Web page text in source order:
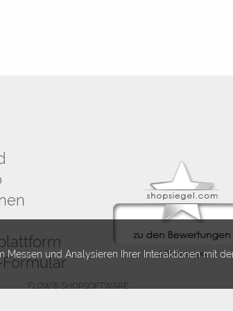
FLOW® SHOPSOFTWARE
Messen und Analysieren Ihrer Interaktionen mit